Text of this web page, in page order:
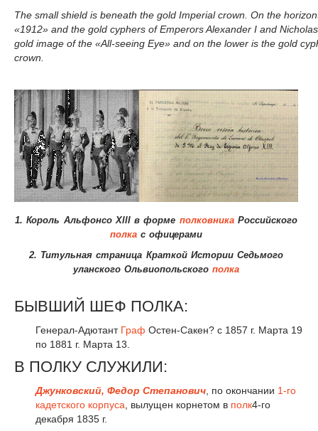
The small shield is beneath the gold Imperial crown. On the
«1912» and the gold cyphers of Emperors Alexander I and
gold image of the «All-seeing Eye» and on the lower is the gold
crown.
1. Король Альфонсо Xlll в форме полковникаРоссийского
полкас офицерами
2. Титульная страница Краткой Истории Седьмого
уланского Ольвиопольскогополка
БЫВШИЙ ШЕФ ПОЛКА:
Генерал-Адютант Граф Остен-Сакен? с 1857 г. Марта 19
по 1881 г. Марта 13.
В ПОЛКУ СЛУЖИЛИ:
Джунковский, Федор Степанович , по окончании 1-го
кадетского корпуса , вылущен корнетом в полк4-го
декабря 1835 г.